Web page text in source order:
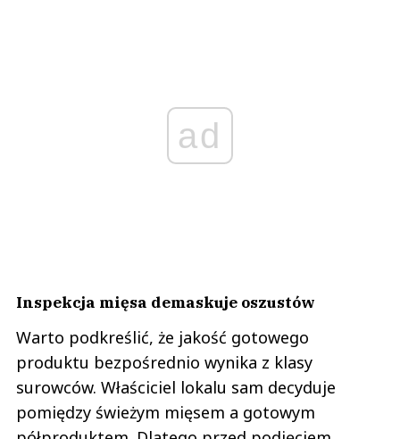
ad
Inspekcja mięsa demaskuje oszustów
Warto podkreślić, że jakość gotowego
produktu bezpośrednio wynika z klasy
surowców. Właściciel lokalu sam decyduje
pomiędzy świeżym mięsem a gotowym